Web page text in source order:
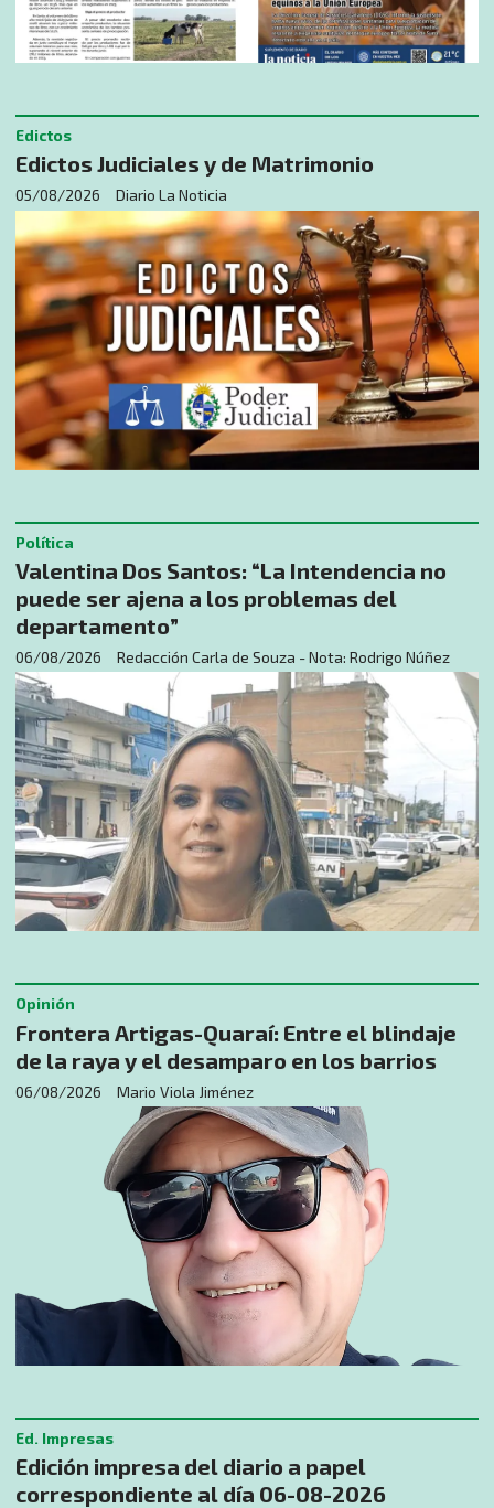
Edictos Judiciales y de Matrimonio
Diario La Noticia
Edictos
05/08/2026
Valentina Dos Santos: “La Intendencia no
puede ser ajena a los problemas del
departamento”
Redacción Carla de Souza - Nota: Rodrigo Núñez
Política
06/08/2026
​Frontera Artigas-Quaraí: Entre el blindaje
de la raya y el desamparo en los barrios
Mario Viola Jiménez
Opinión
06/08/2026
Edición impresa del diario a papel
correspondiente al día 06-08-2026
Ed. Impresas